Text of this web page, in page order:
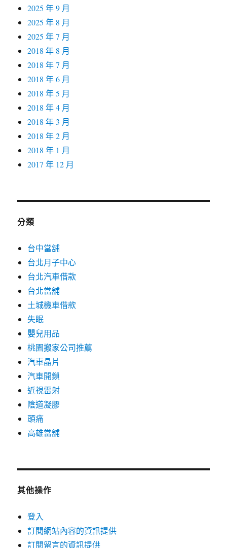
2025 年 9 月
2025 年 8 月
2025 年 7 月
2018 年 8 月
2018 年 7 月
2018 年 6 月
2018 年 5 月
2018 年 4 月
2018 年 3 月
2018 年 2 月
2018 年 1 月
2017 年 12 月
分類
台中當舖
台北月子中心
台北汽車借款
台北當舖
土城機車借款
失眠
嬰兒用品
桃園搬家公司推薦
汽車晶片
汽車開鎖
近視雷射
陰道凝膠
頭痛
高雄當舖
其他操作
登入
訂閱網站內容的資訊提供
訂閱留言的資訊提供